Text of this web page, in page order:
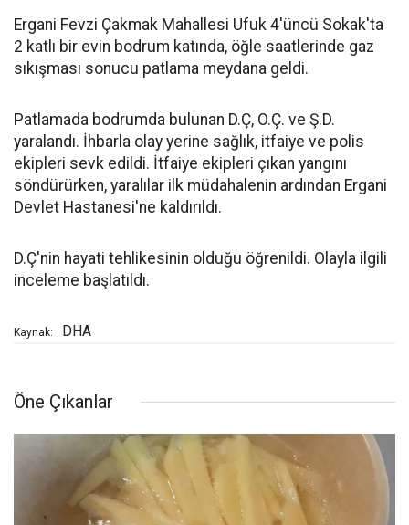
Ergani Fevzi Çakmak Mahallesi Ufuk 4'üncü Sokak'ta
2 katlı bir evin bodrum katında, öğle saatlerinde gaz
sıkışması sonucu patlama meydana geldi.
Patlamada bodrumda bulunan D.Ç, O.Ç. ve Ş.D.
yaralandı. İhbarla olay yerine sağlık, itfaiye ve polis
ekipleri sevk edildi. İtfaiye ekipleri çıkan yangını
söndürürken, yaralılar ilk müdahalenin ardından Ergani
Devlet Hastanesi'ne kaldırıldı.
D.Ç'nin hayati tehlikesinin olduğu öğrenildi. Olayla ilgili
inceleme başlatıldı.
Kaynak: DHA
Öne Çıkanlar